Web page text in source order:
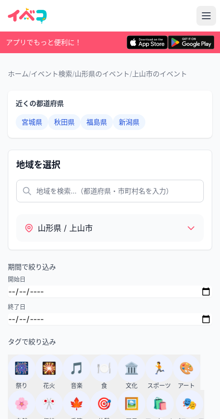
アプリでもっと便利に！
ホーム/イベント検索/山形県のイベント/ 上山市のイベント
近くの都道府県
宮城県 秋田県 福島県 新潟県
地域を選択
山形県 / 上山市
期間で絞り込み
開始日
終了日
タグで絞り込み
🎆
祭り
🎇
花火
🎵
音楽
🍽️
食
🏛️
文化
🏃
スポーツ
🎨
アート
🌸 🎌 🍁 🎯 🖼️ 🛍️ 🎭